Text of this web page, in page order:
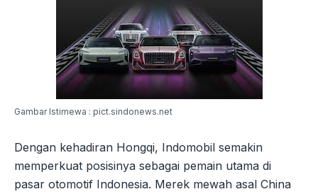
Gambar Istimewa : pict.sindonews.net
Dengan kehadiran Hongqi, Indomobil semakin
memperkuat posisinya sebagai pemain utama di
pasar otomotif Indonesia. Merek mewah asal China